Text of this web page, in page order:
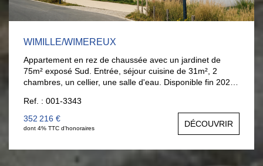
WIMILLE/WIMEREUX
Appartement en rez de chaussée avec un jardinet de
75m² exposé Sud. Entrée, séjour cuisine de 31m², 2
chambres, un cellier, une salle d'eau. Disponible fin 2026.
03.21.32.42.67. Garage en supplément : 26 000 €
Ref. : 001-3343
352 216 €
dont 4% TTC d'honoraires DÉCOUVRIR